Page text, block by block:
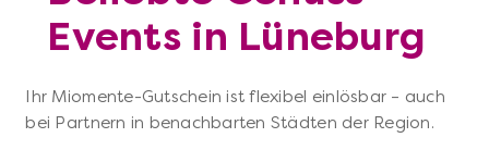
Events in Lüneburg
Ihr Miomente-Gutschein ist flexibel einlösbar – auch
bei Partnern in benachbarten Städten der Region.